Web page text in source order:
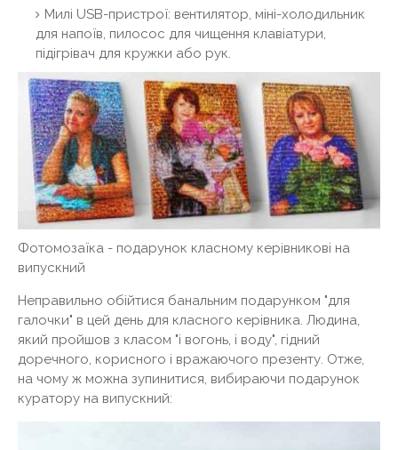
Милі USB-пристрої: вентилятор, міні-холодильник
для напоїв, пилосос для чищення клавіатури,
підігрівач для кружки або рук.
Фотомозаїка - подарунок класному керівникові на
випускний
Неправильно обійтися банальним подарунком "для
галочки" в цей день для класного керівника. Людина,
який пройшов з класом "і вогонь, і воду", гідний
доречного, корисного і вражаючого презенту. Отже,
на чому ж можна зупинитися, вибираючи подарунок
куратору на випускний: